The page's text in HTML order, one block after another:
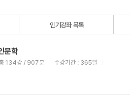
인기강좌 목록
문학
134강 / 907분 수강기간 : 365일